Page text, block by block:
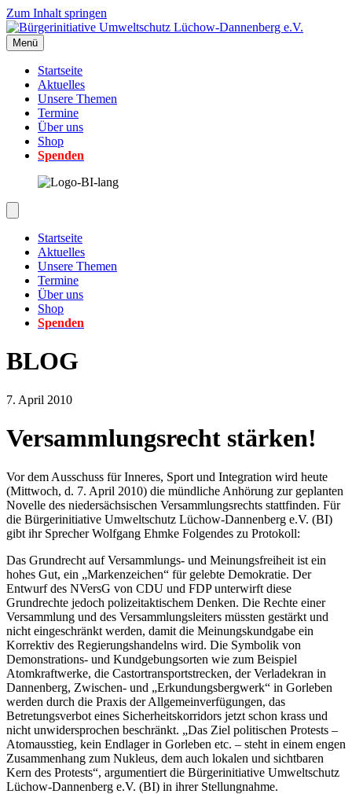
Zum Inhalt springen
Menü
Startseite
Aktuelles
Unsere Themen
Termine
Über uns
Shop
Spenden
Startseite
Aktuelles
Unsere Themen
Termine
Über uns
Shop
Spenden
BLOG
7. April 2010
Versammlungsrecht stärken!
Vor dem Ausschuss für Inneres, Sport und Integration wird heute
(Mittwoch, d. 7. April 2010) die mündliche Anhörung zur geplanten
Novelle des niedersächsischen Versammlungsrechts stattfinden. Für
die Bürgerinitiative Umweltschutz Lüchow-Dannenberg e.V. (BI)
gibt ihr Sprecher Wolfgang Ehmke Folgendes zu Protokoll:
Das Grundrecht auf Versammlungs- und Meinungsfreiheit ist ein
hohes Gut, ein „Markenzeichen“ für gelebte Demokratie. Der
Entwurf des NVersG von CDU und FDP unterwirft diese
Grundrechte jedoch polizeitaktischem Denken. Die Rechte einer
Versammlung und des Versammlungsleiters müssten gestärkt und
nicht eingeschränkt werden, damit die Meinungskundgabe ein
Korrektiv des Regierungshandelns wird. Die Symbolik von
Demonstrations- und Kundgebungsorten wie zum Beispiel
Atomkraftwerke, die Castortransportstrecken, der Verladekran in
Dannenberg, Zwischen- und „Erkundungsbergwerk“ in Gorleben
werden durch die Praxis der Allgemeinverfügungen, das
Betretungsverbot eines Sicherheitskorridors jetzt schon krass und
nicht unwidersprochen beschränkt. „Das Ziel politischen Protests –
Atomausstieg, kein Endlager in Gorleben etc. – steht in einem engen
Zusammenhang zum Nukleus, dem auch lokalen und sichtbaren
Kern des Protests“, argumentiert die Bürgerinitiative Umweltschutz
Lüchow-Dannenberg e.V. (BI) in ihrer Stellungnahme.